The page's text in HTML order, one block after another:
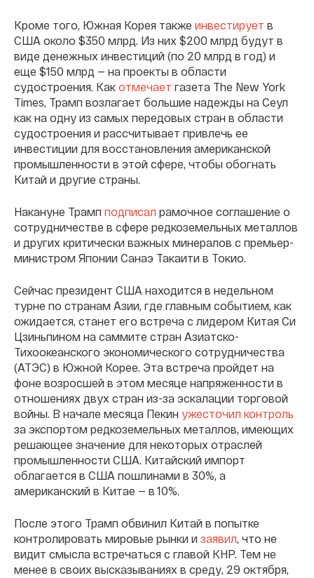
Кроме того, Южная Корея также инвестирует в
США около $350 млрд. Из них $200 млрд будут в
виде денежных инвестиций (по 20 млрд в год) и
еще $150 млрд — на проекты в области
судостроения. Как отмечает газета The New York
Times, Трамп возлагает большие надежды на Сеул
как на одну из самых передовых стран в области
судостроения и рассчитывает привлечь ее
инвестиции для восстановления американской
промышленности в этой сфере, чтобы обогнать
Китай и другие страны.
Накануне Трамп подписал рамочное соглашение о
сотрудничестве в сфере редкоземельных металлов
и других критически важных минералов с премьер-
министром Японии Санаэ Такаити в Токио.
Сейчас президент США находится в недельном
турне по странам Азии, где главным событием, как
ожидается, станет его встреча с лидером Китая Си
Цзиньпином на саммите стран Азиатско-
Тихоокеанского экономического сотрудничества
(АТЭС) в Южной Корее. Эта встреча пройдет на
фоне возросшей в этом месяце напряженности в
отношениях двух стран из-за эскалации торговой
войны. В начале месяца Пекин ужесточил контроль
за экспортом редкоземельных металлов, имеющих
решающее значение для некоторых отраслей
промышленности США. Китайский импорт
облагается в США пошлинами в 30%, а
американский в Китае — в 10%.
После этого Трамп обвинил Китай в попытке
контролировать мировые рынки и заявил, что не
видит смысла встречаться с главой КНР. Тем не
менее в своих высказываниях в среду, 29 октября,